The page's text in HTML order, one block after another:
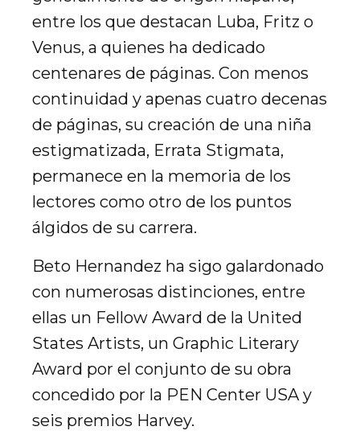
entre los que destacan Luba, Fritz o
Venus, a quienes ha dedicado
centenares de páginas. Con menos
continuidad y apenas cuatro decenas
de páginas, su creación de una niña
estigmatizada, Errata Stigmata,
permanece en la memoria de los
lectores como otro de los puntos
álgidos de su carrera.
Beto Hernandez ha sigo galardonado
con numerosas distinciones, entre
ellas un Fellow Award de la United
States Artists, un Graphic Literary
Award por el conjunto de su obra
concedido por la PEN Center USA y
seis premios Harvey.